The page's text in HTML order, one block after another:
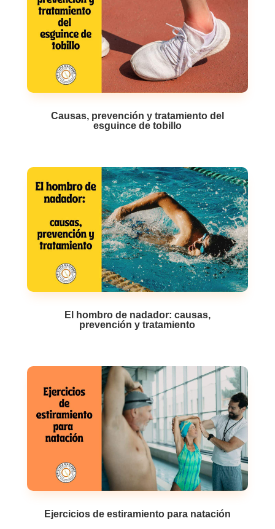
Causas, prevención y tratamiento del
esguince de tobillo
El hombro de nadador: causas,
prevención y tratamiento
Ejercicios de estiramiento para natación